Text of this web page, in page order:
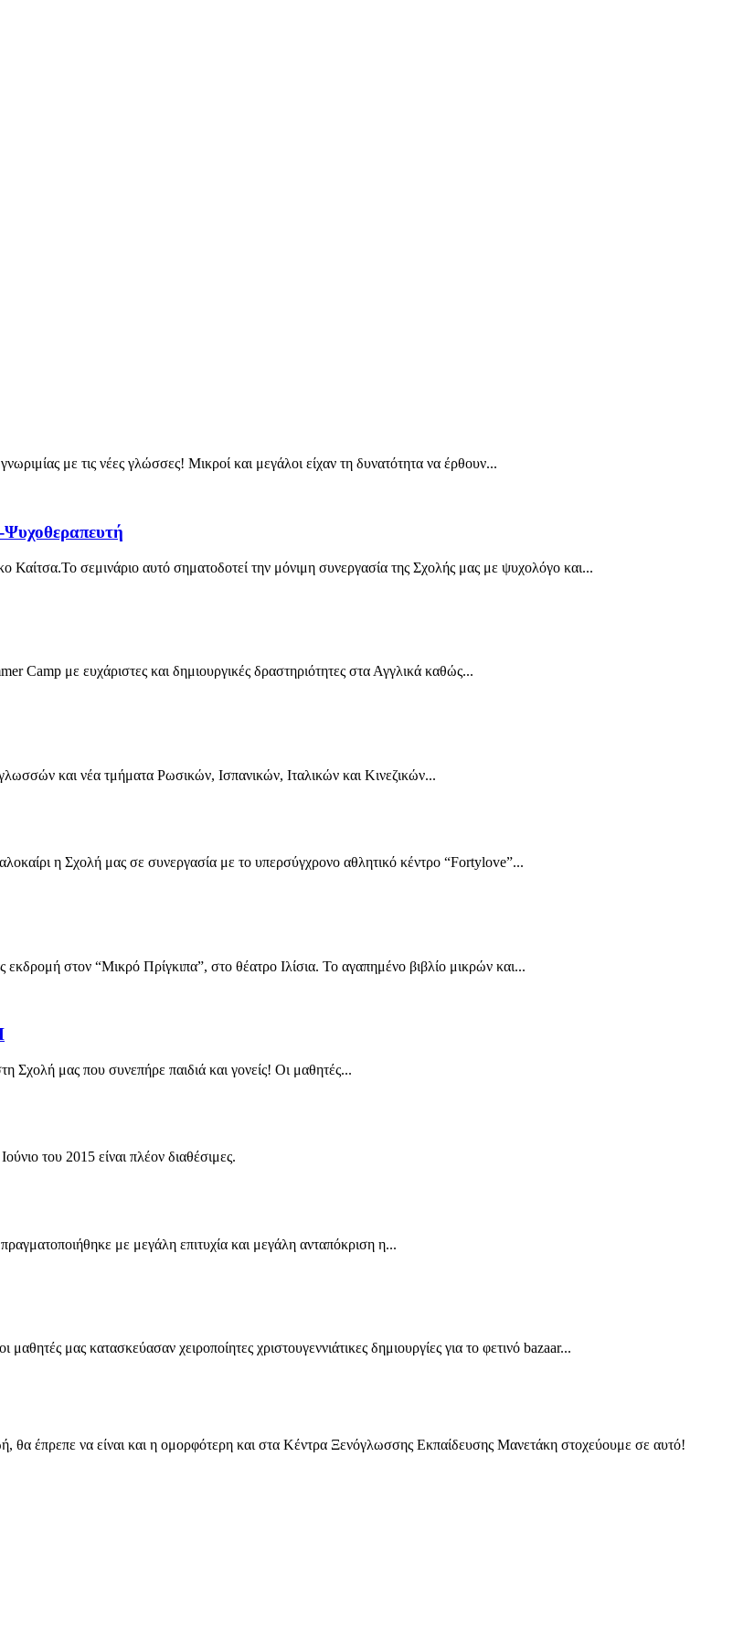
με τις νέες γλώσσες! Μικροί και μεγάλοι είχαν τη δυνατότητα να έρθουν...
σεμινάριο αυτό σηματοδοτεί την μόνιμη συνεργασία της Σχολής μας με ψυχολόγο και...
Camp με ευχάριστες και δημιουργικές δραστηριότητες στα Αγγλικά καθώς...
και νέα τμήματα Ρωσικών, Ισπανικών, Ιταλικών και Κινεζικών...
η Σχολή μας σε συνεργασία με το υπερσύγχρονο αθλητικό κέντρο “Fortylove”...
στον “Μικρό Πρίγκιπα”, στο θέατρο Ιλίσια. Το αγαπημένο βιβλίο μικρών και...
Σχολή μας που συνεπήρε παιδιά και γονείς! Οι μαθητές...
του 2015 είναι πλέον διαθέσιμες.
με μεγάλη επιτυχία και μεγάλη ανταπόκριση η...
μας κατασκεύασαν χειροποίητες χριστουγεννιάτικες δημιουργίες για το φετινό bazaar...
θα έπρεπε να είναι και η ομορφότερη και στα Κέντρα Ξενόγλωσσης Εκπαίδευσης Μανετάκη στοχεύουμε σε αυτό!